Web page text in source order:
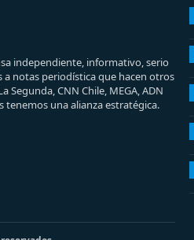
independiente, informativo, serio
a notas periodística que hacen otros
Segunda, CNN Chile, MEGA, ADN
tenemos una alianza estratégica.